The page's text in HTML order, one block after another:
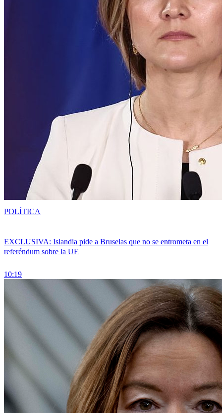
EXCLUSIVA: Islandia pide a Bruselas que no se entrometa en el
referéndum sobre la UE
10:19
POLÍTICA